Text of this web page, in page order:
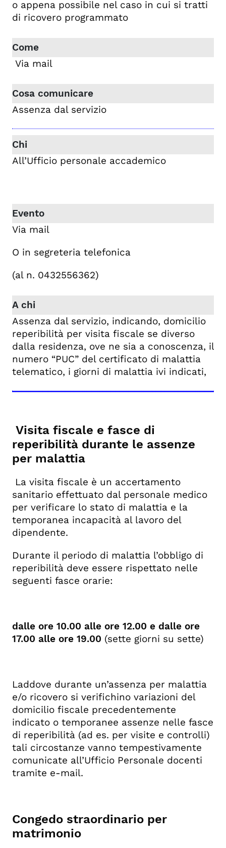
o appena possibile nel caso in cui si tratti
di ricovero programmato
Via mail
Assenza dal servizio
All’Ufficio personale accademico
Via mail
O in segreteria telefonica
(al n. 0432556362)
Assenza dal servizio, indicando, domicilio
reperibilità per visita fiscale se diverso
dalla residenza, ove ne sia a conoscenza, il
numero “PUC” del certificato di malattia
telematico, i giorni di malattia ivi indicati,
Visita fiscale e fasce di
reperibilità durante le assenze
per malattia
La visita fiscale è un accertamento
sanitario effettuato dal personale medico
per verificare lo stato di malattia e la
temporanea incapacità al lavoro del
dipendente.
Durante il periodo di malattia l’obbligo di
reperibilità deve essere rispettato nelle
seguenti fasce orarie:
dalle ore 10.00 alle ore 12.00 e dalle ore
17.00 alle ore 19.00 (sette giorni su sette)
Laddove durante un’assenza per malattia
e/o ricovero si verifichino variazioni del
domicilio fiscale precedentemente
indicato o temporanee assenze nelle fasce
di reperibilità (ad es. per visite e controlli)
tali circostanze vanno tempestivamente
comunicate all’Ufficio Personale docenti
tramite e-mail.
Congedo straordinario per
matrimonio